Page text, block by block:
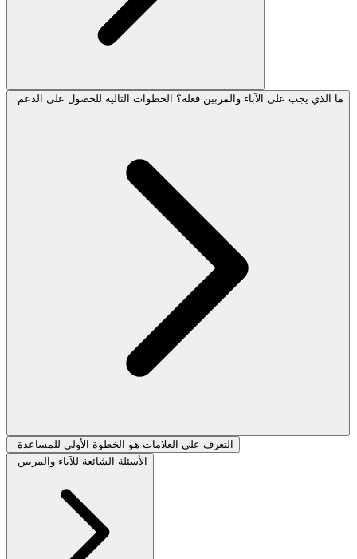
ما الذي يجب على الآباء والمربين فعله؟ الخطوات التالية للحصول على الدعم
التعرف على العلامات هو الخطوة الأولى للمساعدة
الأسئلة الشائعة للآباء والمربين